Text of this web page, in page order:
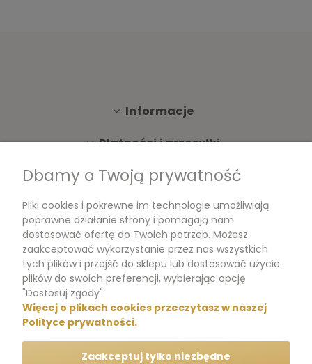
Informacje
Płatności i przesyłki
Moje konto
Dokumenty
m.me/perfumikpl
+48 570 704 000
+48 570 704 444
Dbamy o Twoją prywatność
Pliki cookies i pokrewne im technologie umożliwiają
poprawne działanie strony i pomagają nam
dostosować ofertę do Twoich potrzeb. Możesz
zaakceptować wykorzystanie przez nas wszystkich
tych plików i przejść do sklepu lub dostosować użycie
plików do swoich preferencji, wybierając opcję
"Dostosuj zgody".
Więcej o plikach cookies przeczytasz w naszej
Polityce prywatności.
Zaakceptuj tylko niezbędne